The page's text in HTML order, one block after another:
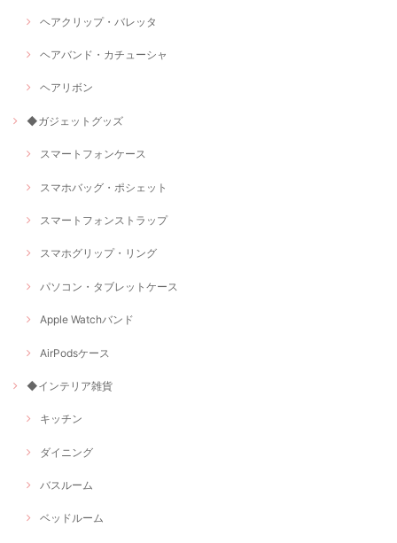
ヘアクリップ・バレッタ
ヘアバンド・カチューシャ
ヘアリボン
◆ガジェットグッズ
スマートフォンケース
スマホバッグ・ポシェット
スマートフォンストラップ
スマホグリップ・リング
パソコン・タブレットケース
Apple Watchバンド
AirPodsケース
◆インテリア雑貨
キッチン
ダイニング
バスルーム
ベッドルーム